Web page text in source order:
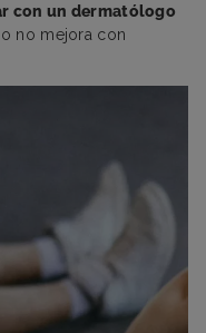
con un dermatólogo
no mejora con